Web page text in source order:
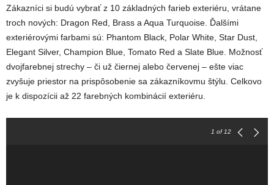
Zákazníci si budú vybrať z 10 základných farieb exteriéru, vrátane
troch nových: Dragon Red, Brass a Aqua Turquoise. Ďalšími
exteriérovými farbami sú: Phantom Black, Polar White, Star Dust,
Elegant Silver, Champion Blue, Tomato Red a Slate Blue. Možnosť
dvojfarebnej strechy – či už čiernej alebo červenej – ešte viac
zvyšuje priestor na prispôsobenie sa zákazníkovmu štýlu. Celkovo
je k dispozícii až 22 farebných kombinácií exteriéru.
1 of 12